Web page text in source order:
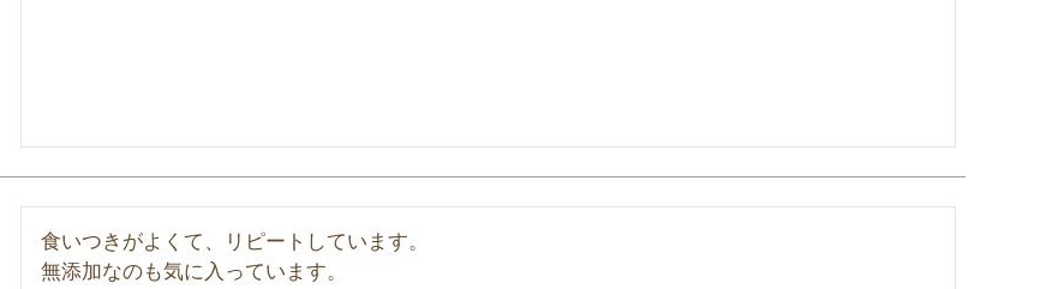
食いつきがよくて、リピートしています。
無添加なのも気に入っています。